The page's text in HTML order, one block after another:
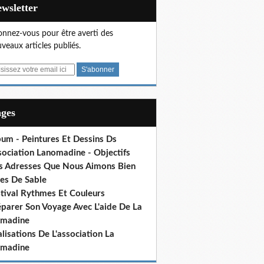
vous pour être averti des
articles publiés.
- Peintures Et Dessins Ds
Lanomadine - Objectifs
Adresses Que Nous Aimons Bien
De Sable
Rythmes Et Couleurs
Son Voyage Avec L'aide De La
De L'association La